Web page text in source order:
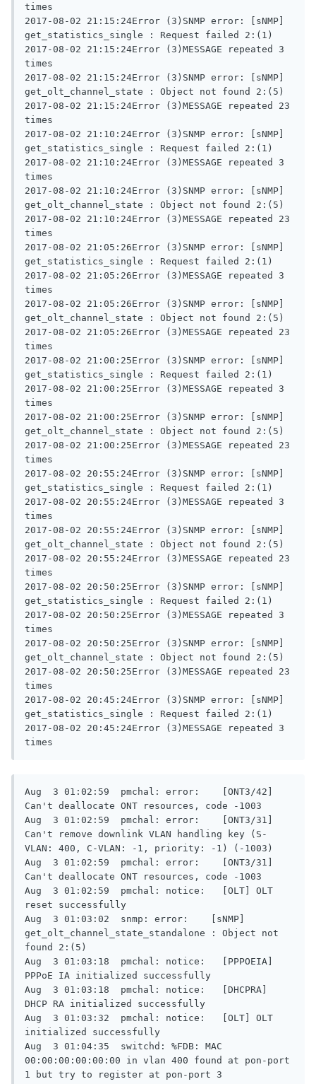
times
2017-08-02 21:15:24Error (3)SNMP error: [sNMP]
get_statistics_single : Request failed 2:(1)
2017-08-02 21:15:24Error (3)MESSAGE repeated 3
times
2017-08-02 21:15:24Error (3)SNMP error: [sNMP]
get_olt_channel_state : Object not found 2:(5)
2017-08-02 21:15:24Error (3)MESSAGE repeated 23
times
2017-08-02 21:10:24Error (3)SNMP error: [sNMP]
get_statistics_single : Request failed 2:(1)
2017-08-02 21:10:24Error (3)MESSAGE repeated 3
times
2017-08-02 21:10:24Error (3)SNMP error: [sNMP]
get_olt_channel_state : Object not found 2:(5)
2017-08-02 21:10:24Error (3)MESSAGE repeated 23
times
2017-08-02 21:05:26Error (3)SNMP error: [sNMP]
get_statistics_single : Request failed 2:(1)
2017-08-02 21:05:26Error (3)MESSAGE repeated 3
times
2017-08-02 21:05:26Error (3)SNMP error: [sNMP]
get_olt_channel_state : Object not found 2:(5)
2017-08-02 21:05:26Error (3)MESSAGE repeated 23
times
2017-08-02 21:00:25Error (3)SNMP error: [sNMP]
get_statistics_single : Request failed 2:(1)
2017-08-02 21:00:25Error (3)MESSAGE repeated 3
times
2017-08-02 21:00:25Error (3)SNMP error: [sNMP]
get_olt_channel_state : Object not found 2:(5)
2017-08-02 21:00:25Error (3)MESSAGE repeated 23
times
2017-08-02 20:55:24Error (3)SNMP error: [sNMP]
get_statistics_single : Request failed 2:(1)
2017-08-02 20:55:24Error (3)MESSAGE repeated 3
times
2017-08-02 20:55:24Error (3)SNMP error: [sNMP]
get_olt_channel_state : Object not found 2:(5)
2017-08-02 20:55:24Error (3)MESSAGE repeated 23
times
2017-08-02 20:50:25Error (3)SNMP error: [sNMP]
get_statistics_single : Request failed 2:(1)
2017-08-02 20:50:25Error (3)MESSAGE repeated 3
times
2017-08-02 20:50:25Error (3)SNMP error: [sNMP]
get_olt_channel_state : Object not found 2:(5)
2017-08-02 20:50:25Error (3)MESSAGE repeated 23
times
2017-08-02 20:45:24Error (3)SNMP error: [sNMP]
get_statistics_single : Request failed 2:(1)
2017-08-02 20:45:24Error (3)MESSAGE repeated 3
Aug  3 01:02:59  pmchal: error:    [ONT3/42]
Can't deallocate ONT resources, code -1003
Aug  3 01:02:59  pmchal: error:    [ONT3/31]
Can't remove downlink VLAN handling key (S-
VLAN: 400, C-VLAN: -1, priority: -1) (-1003)
Aug  3 01:02:59  pmchal: error:    [ONT3/31]
Can't deallocate ONT resources, code -1003
Aug  3 01:02:59  pmchal: notice:   [OLT] OLT
reset successfully
Aug  3 01:03:02  snmp: error:    [sNMP]
get_olt_channel_state_standalone : Object not
found 2:(5)
Aug  3 01:03:18  pmchal: notice:   [PPPOEIA]
PPPoE IA initialized successfully
Aug  3 01:03:18  pmchal: notice:   [DHCPRA]
DHCP RA initialized successfully
Aug  3 01:03:32  pmchal: notice:   [OLT] OLT
initialized successfully
Aug  3 01:04:35  switchd: %FDB: MAC
00:00:00:00:00:00 in vlan 400 found at pon-port
1 but try to register at pon-port 3